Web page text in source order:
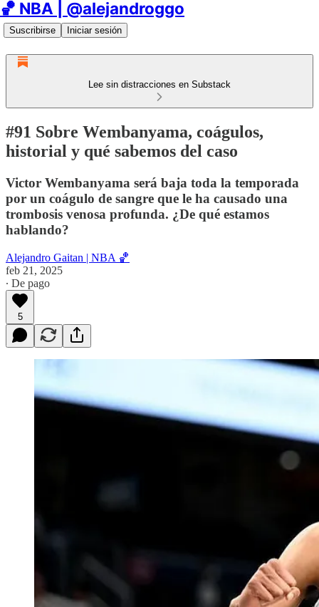
🏀 NBA | @alejandroggo
Suscribirse Iniciar sesión
Lee sin distracciones en Substack
#91 Sobre Wembanyama, coágulos,
historial y qué sabemos del caso
Victor Wembanyama será baja toda la temporada
por un coágulo de sangre que le ha causado una
trombosis venosa profunda. ¿De qué estamos
hablando?
Alejandro Gaitan | NBA 🏀
feb 21, 2025
∙ De pago
5